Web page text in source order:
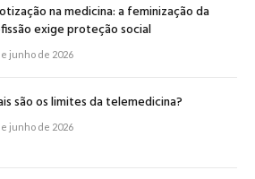
na medicina: a feminização da
exige proteção social
junho de 2026
são os limites da telemedicina?
junho de 2026